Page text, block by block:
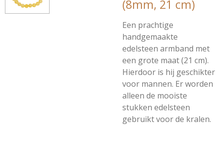
(8mm, 21 cm)
Een prachtige
handgemaakte
edelsteen armband met
een grote maat (21 cm).
Hierdoor is hij geschikter
voor mannen. Er worden
alleen de mooiste
stukken edelsteen
gebruikt voor de kralen.